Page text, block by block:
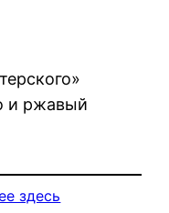
и ржавый
здесь